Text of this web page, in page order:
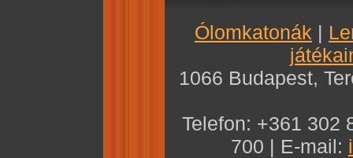
Ólomkatonák
1066 Budapest,
Telefon: +361 302
700 | E-mail: